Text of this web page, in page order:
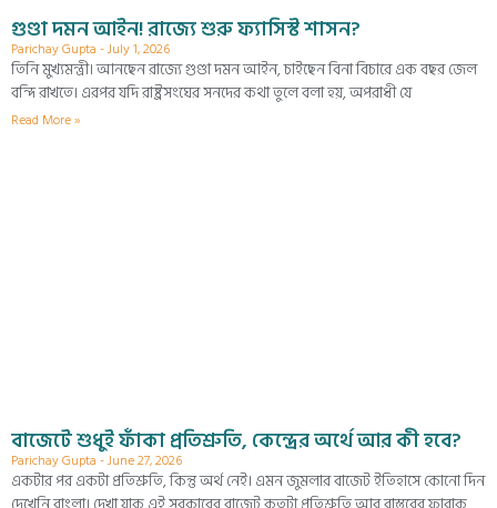
গুণ্ডা দমন আইন! রাজ্যে শুরু ফ্যাসিস্ট শাসন?
Parichay Gupta July 1, 2026
তিনি মুখ্যমন্ত্রী। আনছেন রাজ্যে গুণ্ডা দমন আইন, চাইছেন বিনা বিচারে এক বছর জেল
বন্দি রাখতে। এরপর যদি রাষ্ট্রসংঘের সনদের কথা তুলে বলা হয়, অপরাধী যে
Read More »
বাজেটে শুধুই ফাঁকা প্রতিশ্রুতি, কেন্দ্রের অর্থে আর কী হবে?
Parichay Gupta June 27, 2026
একটার পর একটা প্রতিশ্রুতি, কিন্তু অর্থ নেই। এমন জুমলার বাজেট ইতিহাসে কোনো দিন